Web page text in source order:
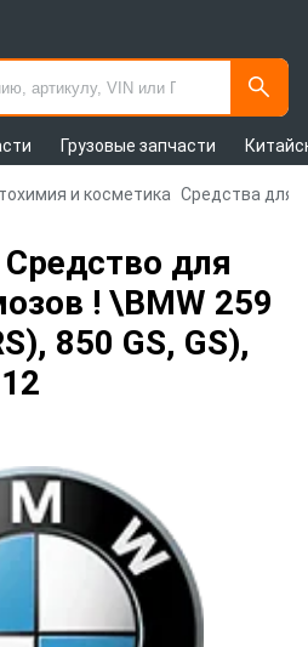
Грузовые запчасти
и косметика Средства для
для
! \BMW 259
850 GS, GS),